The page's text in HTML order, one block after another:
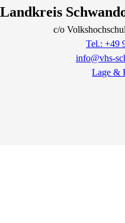
Landkreis
c/o
Tel.: +49
info@vhs-
Lage &